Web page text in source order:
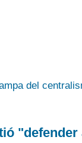
"defender